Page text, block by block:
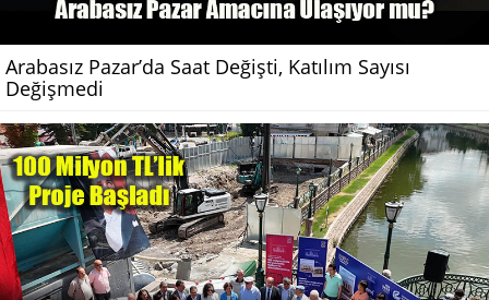
Arabasız Pazar’da Saat Değişti, Katılım Sayısı
Değişmedi